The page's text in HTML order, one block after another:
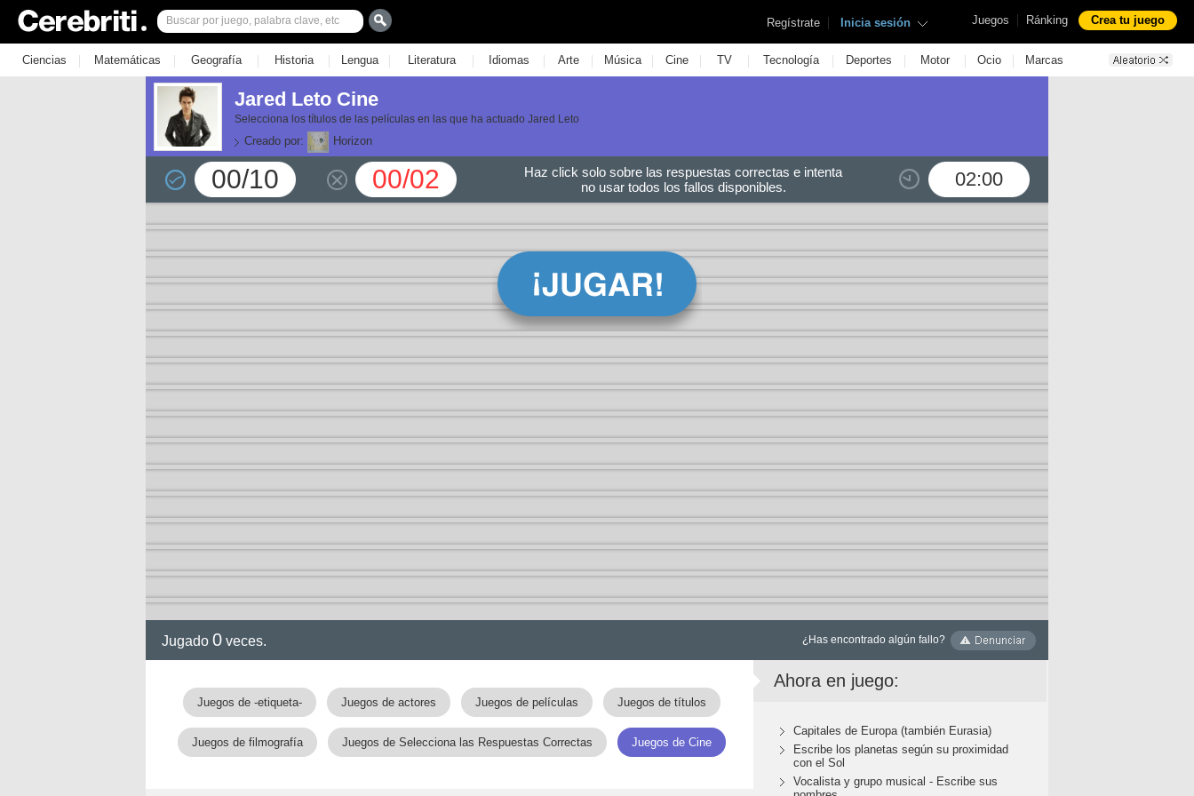
Juegos | Ránking Crea tu juego
Regístrate | Inicia sesión
Ciencias | Matemáticas | Geografía | Historia | Lengua | Literatura | Idiomas | Arte | Música | Cine | TV | Tecnología | Deportes | Motor | Ocio | Marcas
Jared Leto Cine
Selecciona los títulos de las películas en las que ha actuado Jared Leto
Creado por: Horizon
00/10 00/02 02:00
Haz click solo sobre las respuestas correctas e intenta
no usar todos los fallos disponibles.
Jugado 0 veces. ¿Has encontrado algún fallo?
Juegos de -etiqueta- Juegos de actores Juegos de películas Juegos de títulos
Juegos de filmografía Juegos de Selecciona las Respuestas Correctas Juegos de Cine
Ahora en juego:
Capitales de Europa (también Eurasia)
Escribe los planetas según su proximidad
con el Sol
Vocalista y grupo musical - Escribe sus